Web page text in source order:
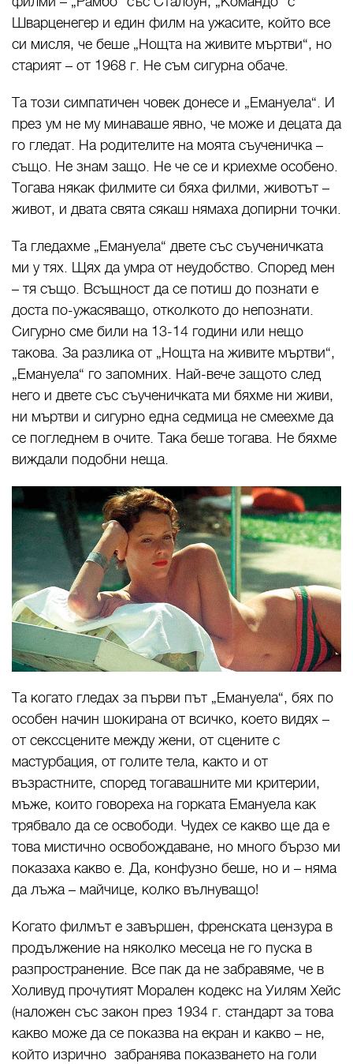
Шварценегер и един филм на ужасите, който все
си мисля, че беше „Нощта на живите мъртви“, но
старият – от 1968 г. Не съм сигурна обаче.
Та този симпатичен човек донесе и „Емануела“. И
през ум не му минаваше явно, че може и децата да
го гледат. На родителите на моята съученичка –
също. Не знам защо. Не че се и криехме особено.
Тогава някак филмите си бяха филми, животът –
живот, и двата свята сякаш нямаха допирни точки.
Та гледахме „Емануела“ двете със съученичката
ми у тях. Щях да умра от неудобство. Според мен
– тя също. Всъщност да се потиш до познати е
доста по-ужасяващо, отколкото до непознати.
Сигурно сме били на 13-14 години или нещо
такова. За разлика от „Нощта на живите мъртви“,
„Емануела“ го запомних. Най-вече защото след
него и двете със съученичката ми бяхме ни живи,
ни мъртви и сигурно една седмица не смеехме да
се погледнем в очите. Така беше тогава. Не бяхме
виждали подобни неща.
Та когато гледах за първи път „Емануела“, бях по
особен начин шокирана от всичко, което видях –
от секссцените между жени, от сцените с
мастурбация, от голите тела, както и от
възрастните, според тогавашните ми критерии,
мъже, които говореха на горката Емануела как
трябвало да се освободи. Чудех се какво ще да е
това мистично освобождаване, но много бързо ми
показаха какво е. Да, конфузно беше, но и – няма
да лъжа – майчице, колко вълнуващо!
Когато филмът е завършен, френската цензура в
продължение на няколко месеца не го пуска в
разпространение. Все пак да не забравяме, че в
Холивуд прочутият Морален кодекс на Уилям Хейс
(наложен със закон през 1934 г. стандарт за това
какво може да се показва на екран и какво – не,
който изрично забранява показването на голи